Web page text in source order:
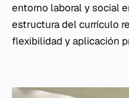
entorno laboral y social
estructura del currículo
flexibilidad y aplicación